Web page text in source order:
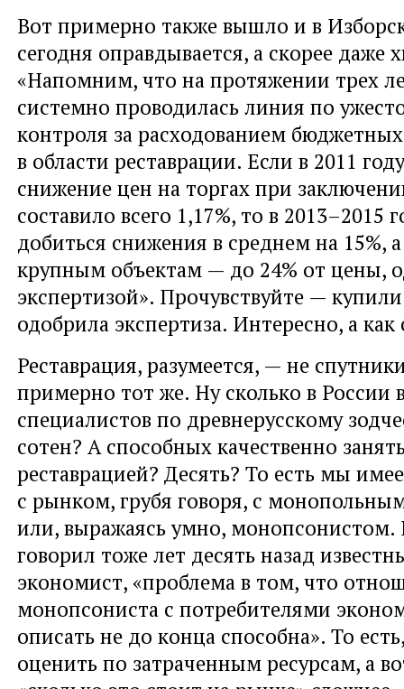
Вот примерно также вышло и в
сегодня оправдывается, а скорее даже
«Напомним, что на протяжении трех
системно проводилась линия по
контроля за расходованием
в области реставрации. Если в 2011
снижение цен на торгах при
составило всего 1,17%, то в 2013–2015
добиться снижения в среднем на 15%,
крупным объектам — до 24% от цены,
экспертизой». Прочувствуйте —
одобрила экспертиза. Интересно, а как
Реставрация, разумеется, — не
примерно тот же. Ну сколько в России
специалистов по древнерусскому
сотен? А способных качественно
реставрацией? Десять? То есть мы
с рынком, грубя говоря, с
или, выражаясь умно, монопсонистом.
говорил тоже лет десять назад
экономист, «проблема в том, что
монопсониста с потребителями
описать не до конца способна». То
оценить по затраченным ресурсам, а